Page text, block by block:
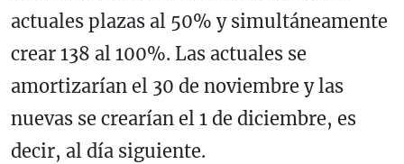
actuales plazas al 50% y simultáneamente
crear 138 al 100%. Las actuales se
amortizarían el 30 de noviembre y las
nuevas se crearían el 1 de diciembre, es
decir, al día siguiente.